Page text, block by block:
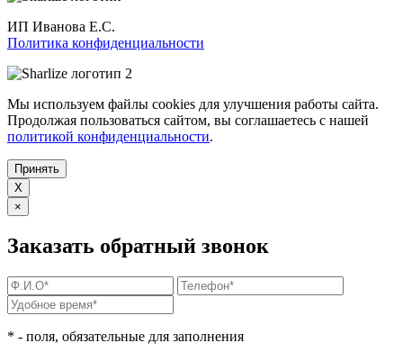
ИП Иванова Е.С.
Политика конфиденциальности
Мы используем файлы cookies для улучшения работы сайта.
Продолжая пользоваться сайтом, вы соглашаетесь с нашей
политикой конфиденциальности.
Принять
X
×
Заказать обратный звонок
* - поля, обязательные для заполнения